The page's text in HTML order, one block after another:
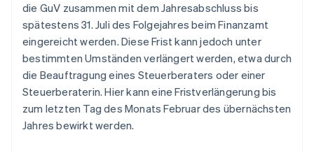
die GuV zusammen mit dem Jahresabschluss bis
spätestens 31. Juli des Folgejahres beim Finanzamt
eingereicht werden. Diese Frist kann jedoch unter
bestimmten Umständen verlängert werden, etwa durch
die Beauftragung eines Steuerberaters oder einer
Steuerberaterin. Hier kann eine Fristverlängerung bis
zum letzten Tag des Monats Februar des übernächsten
Jahres bewirkt werden.